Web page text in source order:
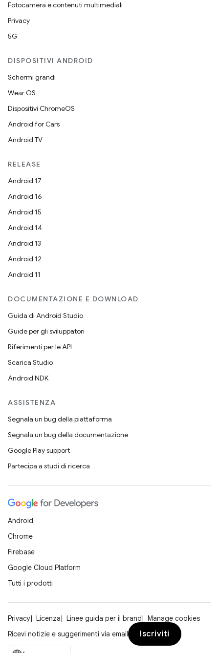
Fotocamera e contenuti multimediali
Privacy
5G
DISPOSITIVI ANDROID
Schermi grandi
Wear OS
Dispositivi ChromeOS
Android for Cars
Android TV
RELEASE
Android 17
Android 16
Android 15
Android 14
Android 13
Android 12
Android 11
DOCUMENTAZIONE E DOWNLOAD
Guida di Android Studio
Guide per gli sviluppatori
Riferimenti per le API
Scarica Studio
Android NDK
ASSISTENZA
Segnala un bug della piattaforma
Segnala un bug della documentazione
Google Play support
Partecipa a studi di ricerca
Android
Chrome
Firebase
Google Cloud Platform
Tutti i prodotti
Privacy Licenza Linee guida per il brand
Manage cookies
Ricevi notizie e suggerimenti via email
Iscriviti